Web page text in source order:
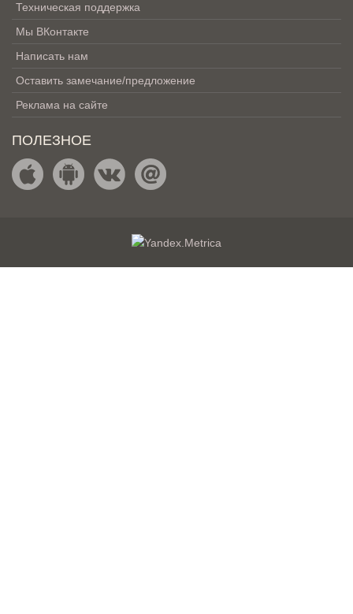
Техническая поддержка
Мы ВКонтакте
Написать нам
Оставить замечание/предложение
Реклама на сайте
ПОЛЕЗНОЕ